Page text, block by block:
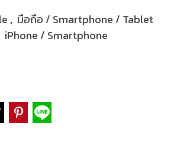
, มือถือ / Smartphone / Tablet
iPhone / Smartphone